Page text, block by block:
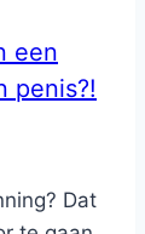
een
penis?!
Dat